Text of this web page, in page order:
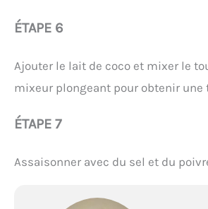
ÉTAPE 6
Ajouter le lait de coco et mixer le
mixeur plongeant pour obtenir une
ÉTAPE 7
Assaisonner avec du sel et du